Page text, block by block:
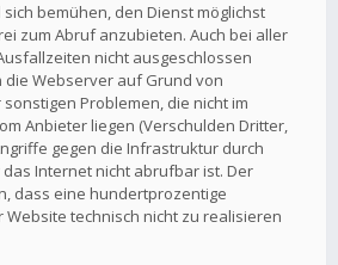
bemühen, den Dienst möglichst
zum Abruf anzubieten. Auch bei aller
nicht ausgeschlossen
Webserver auf Grund von
Problemen, die nicht im
Anbieter liegen (Verschulden Dritter,
gegen die Infrastruktur durch
das Internet nicht abrufbar ist. Der
dass eine hundertprozentige
technisch nicht zu realisieren